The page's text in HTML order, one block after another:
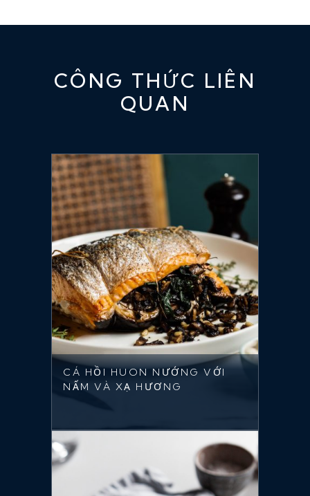
CÔNG THỨC LIÊN
QUAN
CÁ HỒI HUON NƯỚNG VỚI
NẤM VÀ XẠ HƯƠNG